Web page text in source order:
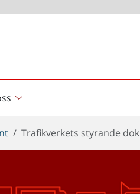
Trafikverkets styrande